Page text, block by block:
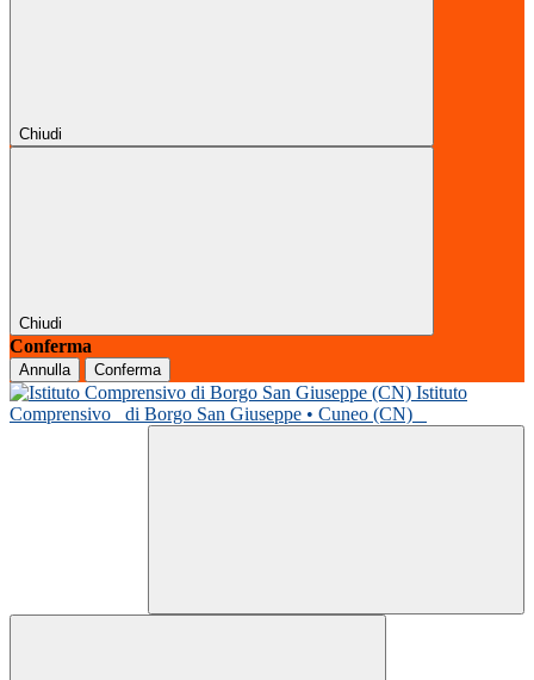
Chiudi
Chiudi
Conferma
Annulla Conferma
Istituto
Comprensivo
di Borgo San Giuseppe • Cuneo (CN)